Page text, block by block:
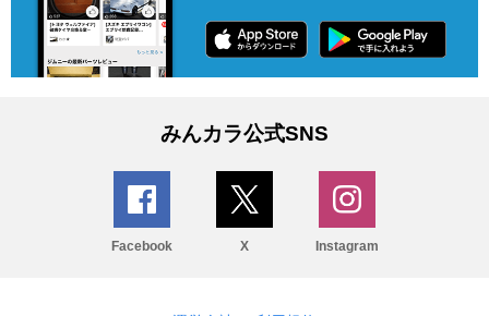
みんカラ公式SNS
Facebook X Instagram